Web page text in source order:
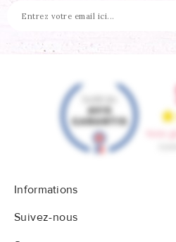
Informations
Suivez-nous